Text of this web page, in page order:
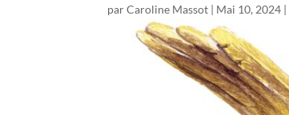
parCaroline Massot | Mai 10, 2024 |